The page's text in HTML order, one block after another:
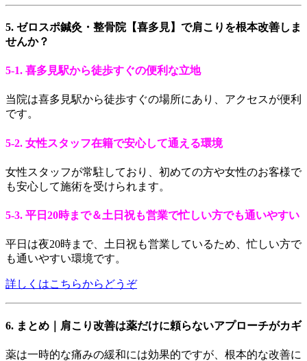
5. ゼロスポ鍼灸・整骨院【喜多見】で肩こりを根本改善しま
せんか？
5-1. 喜多見駅から徒歩すぐの便利な立地
当院は喜多見駅から徒歩すぐの場所にあり、アクセスが便利
です。
5-2. 女性スタッフ在籍で安心して通える環境
女性スタッフが常駐しており、初めての方や女性のお客様で
も安心して施術を受けられます。
5-3. 平日20時まで＆土日祝も営業で忙しい方でも通いやすい
平日は夜20時まで、土日祝も営業しているため、忙しい方で
も通いやすい環境です。
詳しくはこちらからどうぞ
6. まとめ｜肩こり改善は薬だけに頼らないアプローチがカギ
薬は一時的な痛みの緩和には効果的ですが、根本的な改善に